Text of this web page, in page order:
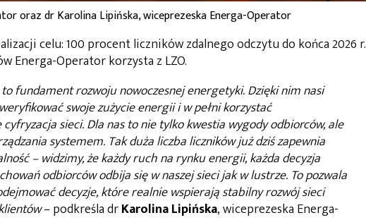
oraz dr Karolina Lipińska, wiceprezeska Energa-Operator
celu: 100 procent liczników zdalnego odczytu do końca 2026 r.
Energa-Operator korzysta z LZO.
fundament rozwoju nowoczesnej energetyki. Dzięki nim nasi
swoje zużycie energii i w pełni korzystać
sieci. Dla nas to nie tylko kwestia wygody odbiorców, ale
systemem. Tak duża liczba liczników już dziś zapewnia
– widzimy, że każdy ruch na rynku energii, każda decyzja
odbiorców odbija się w naszej sieci jak w lustrze. To pozwala
decyzje, które realnie wspierają stabilny rozwój sieci
– podkreśla drKarolina Lipińska, wiceprezeska Energa-